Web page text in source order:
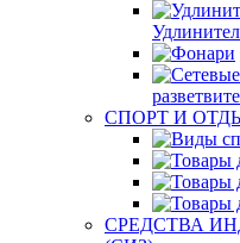
СПОРТ И
СРЕДСТВА